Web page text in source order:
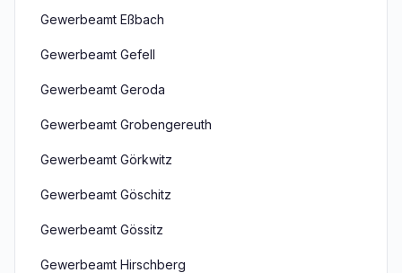
Gewerbeamt Eßbach
Gewerbeamt Gefell
Gewerbeamt Geroda
Gewerbeamt Grobengereuth
Gewerbeamt Görkwitz
Gewerbeamt Göschitz
Gewerbeamt Gössitz
Gewerbeamt Hirschberg